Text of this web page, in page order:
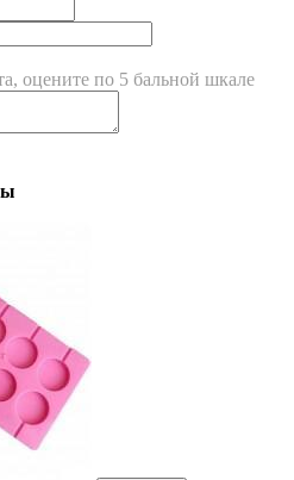
оцените по 5 бальной шкале